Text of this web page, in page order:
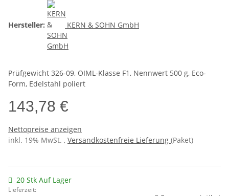
Hersteller: KERN & SOHN GmbH
Prüfgewicht 326-09, OIML-Klasse F1, Nennwert 500 g, Eco-
Form, Edelstahl poliert
143,78 €
Nettopreise anzeigen
inkl. 19% MwSt. , Versandkostenfreie Lieferung (Paket)
20 Stk Auf Lager
Lieferzeit: